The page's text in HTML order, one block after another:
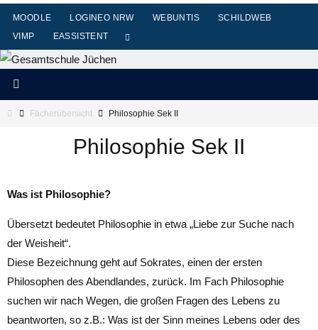
Zum
Inhalt
springen
MOODLE LOGINEO NRW WEBUNTIS
SCHILDWEB
VIMP
EASSISTENT
StartFächerübersicht Philosophie Sek II
Philosophie Sek II
Was ist Philosophie?
Übersetzt bedeutet Philosophie in etwa „Liebe zur Suche nach
der Weisheit“.
Diese Bezeichnung geht auf Sokrates, einen der ersten
Philosophen des Abendlandes, zurück. Im Fach Philosophie
suchen wir nach Wegen, die großen Fragen des Lebens zu
beantworten, so z.B.: Was ist der Sinn meines Lebens oder des